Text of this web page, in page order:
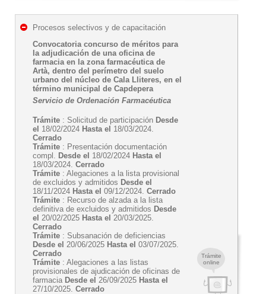
Trámite
online
Procesos selectivos y de capacitación
Convocatoria concurso de méritos para
la adjudicación de una oficina de
farmacia en la zona farmacéutica de
Artà, dentro del perímetro del suelo
urbano del núcleo de Cala Lliteres, en el
término municipal de Capdepera
Servicio de Ordenación Farmacéutica
Trámite : Solicitud de participación Desde
el 18/02/2024 Hasta el 18/03/2024.
Cerrado
Trámite : Presentación documentación
compl. Desde el 18/02/2024 Hasta el
18/03/2024. Cerrado
Trámite : Alegaciones a la lista provisional
de excluidos y admitidos Desde el
18/11/2024 Hasta el 09/12/2024. Cerrado
Trámite : Recurso de alzada a la lista
definitiva de excluidos y admitidos Desde
el 20/02/2025 Hasta el 20/03/2025.
Cerrado
Trámite : Subsanación de deficiencias
Desde el 20/06/2025 Hasta el 03/07/2025.
Cerrado
Trámite : Alegaciones a las listas
provisionales de ajudicación de oficinas de
farmacia Desde el 26/09/2025 Hasta el
27/10/2025. Cerrado